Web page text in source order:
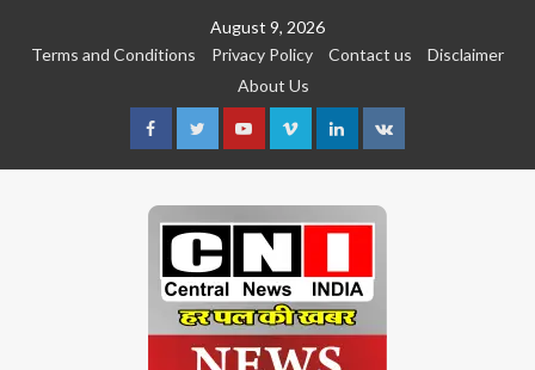
August 9, 2026
Terms and Conditions
Privacy Policy Contact us
Disclaimer
About Us
FacebookTwitterYoutubeVimeoLinkedin
VK